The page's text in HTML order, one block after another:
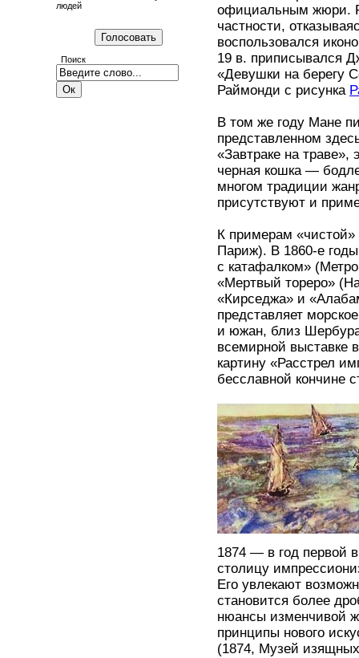
людей
Поиск
официальным жюри.
частности,
воспользовался
19 в. приписывался
«Девушки на берегу
Раймонди с рисунка
В том же году Мане
представленном
«Завтраке на
черная кошка —
многом традиции
присутствуют и
К примерам
Париж). В 1860-е
с катафалком»
«Мертвый тореро»
«Кирседжа» и
представляет
и южан, близ
всемирной выставке
картину «Расстрел
бесславной кончине
1874 — в год первой
столицу
Его увлекают
становится более
нюансы изменчивой
принципы нового
(1874, Музей